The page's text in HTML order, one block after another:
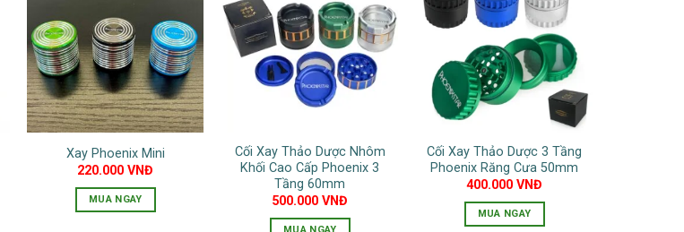
biến
thể.
Các
tùy
chọn
có
thể
được
chọn
nhiều
biến
thể.
Các
tùy
thể
được
chọn
trên
Xay Phoenix Mini
220.000VNĐ
MUA NGAY
Cối Xay Thảo Dược Nhôm
Khối Cao Cấp Phoenix 3
Tầng 60mm
500.000VNĐ
Cối Xay Thảo Dược 3 Tầng
Phoenix Răng Cưa 50mm
400.000VNĐ
MUA NGAY